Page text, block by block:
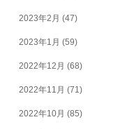
2023年2月 (47)
2023年1月 (59)
2022年12月 (68)
2022年11月 (71)
2022年10月 (85)